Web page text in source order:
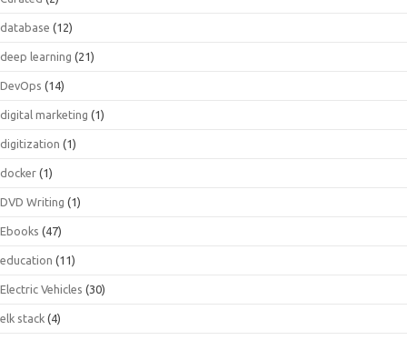
database (12)
deep learning (21)
DevOps (14)
digital marketing (1)
digitization (1)
docker (1)
DVD Writing (1)
Ebooks (47)
education (11)
Electric Vehicles (30)
elk stack (4)